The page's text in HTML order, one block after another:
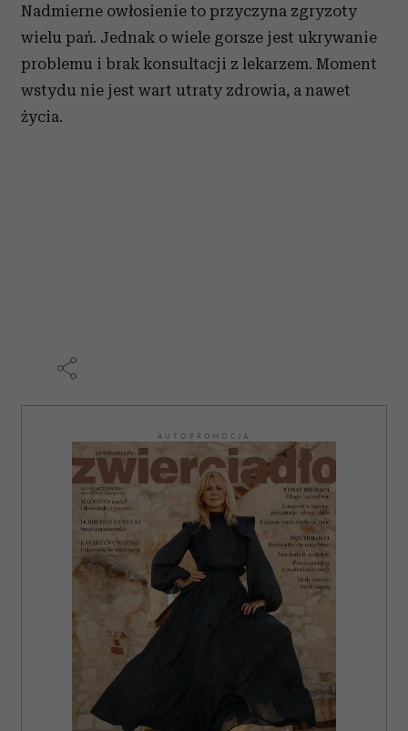
Nadmierne owłosienie to przyczyna zgryzoty
wielu pań. Jednak o wiele gorsze jest ukrywanie
problemu i brak konsultacji z lekarzem. Moment
wstydu nie jest wart utraty zdrowia, a nawet
życia.
AUTOPROMOCJA